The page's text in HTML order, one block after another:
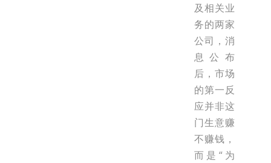
及相关业
务的两家
公司，消
息公布
后，市场
的第一反
应并非这
门生意赚
不赚钱，
而是“为